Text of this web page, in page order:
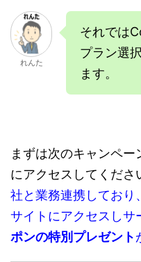
れんた
それでは
プラン選
ます。
まずは次のキャンペ
にアクセスしてくださ
社と業務連携してお
サイトにアクセスしサ
ポンの特別プレゼント